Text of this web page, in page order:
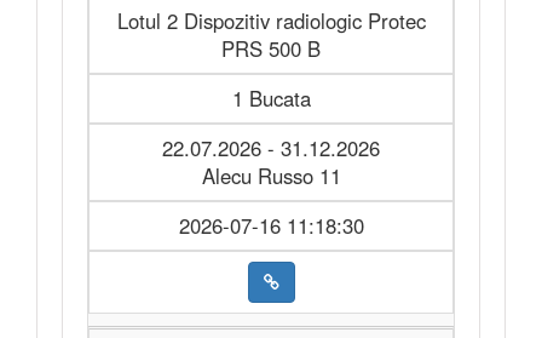
Lotul 2 Dispozitiv radiologic Protec
PRS 500 B
1 Bucata
22.07.2026 - 31.12.2026
Alecu Russo 11
2026-07-16 11:18:30